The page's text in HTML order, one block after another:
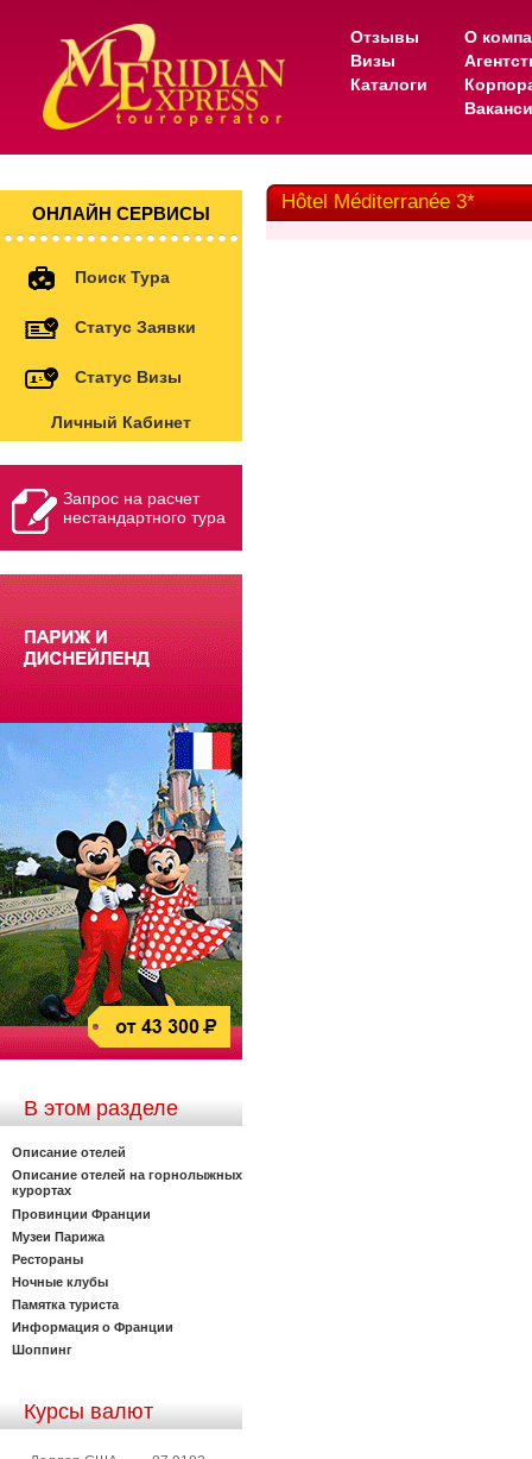
Отзывы
Визы
Каталоги
О
ОНЛАЙН СЕРВИСЫ
Поиск Тура
Статус Заявки
Статус Визы
Личный Кабинет
Запрос на расчет
нестандартного тура
В этом разделе
Описание отелей
Описание отелей на горнолыжных
курортах
Провинции Франции
Музеи Парижа
Рестораны
Ночные клубы
Памятка туриста
Информация о Франции
Шоппинг
Курсы валют
Hôtel Méditerranée 3*